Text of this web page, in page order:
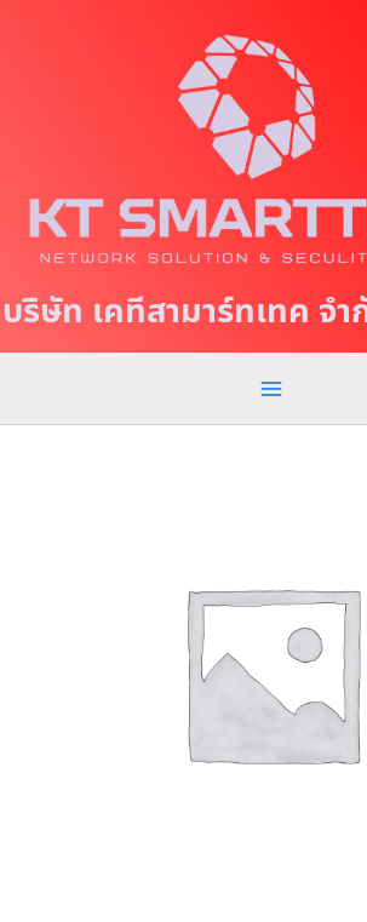
eบริษัท เคทีสามาร์ทเทค จำ
a
n
M
e